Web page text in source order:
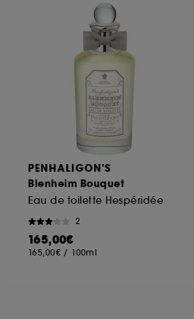
PENHALIGON'S
Blenheim Bouquet
Eau de toilette Hespéridée
2
165,00€
165,00€ / 100ml
votre accord. Vous pouvez
décider de "tout accepter".
avec les données
"continuer sans accepter".
cookies utilisés, cliquez